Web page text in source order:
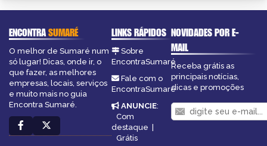
ENCONTRASUMARÉ
O melhor de Sumaré num
só lugar! Dicas, onde ir, o
que fazer, as melhores
empresas, locais, serviços
e muito mais no guia
Encontra Sumaré.
LINKS RÁPIDOS
Sobre
EncontraSumaré
Fale com o
EncontraSumaré
ANUNCIE:
Com
destaque |
Grátis
NOVIDADES POR E-
MAIL
Receba grátis as
principais notícias,
dicas e promoções